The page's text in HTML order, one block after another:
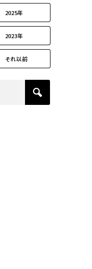
2025年
2023年
それ以前